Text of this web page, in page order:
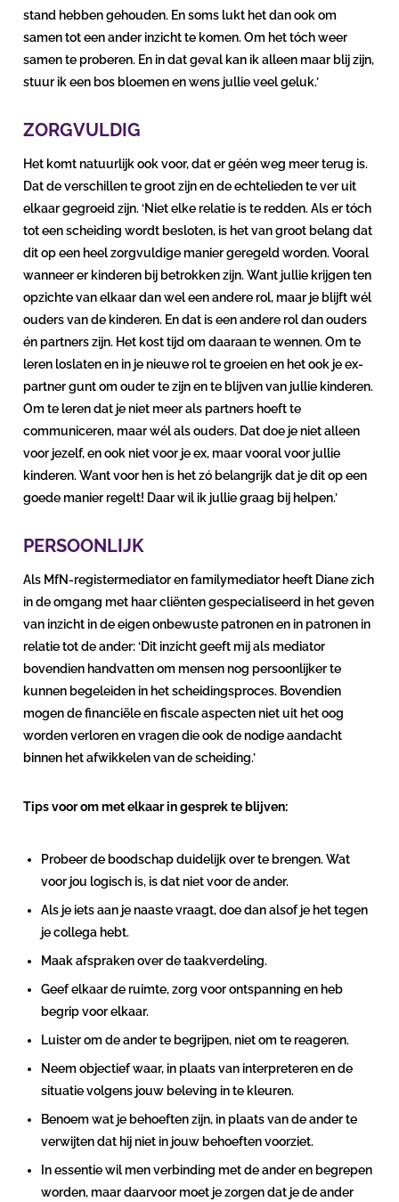
stand hebben gehouden. En soms lukt het dan ook om
samen tot een ander inzicht te komen. Om het tóch weer
samen te proberen. En in dat geval kan ik alleen maar blij zijn,
stuur ik een bos bloemen en wens jullie veel geluk.’
ZORGVULDIG
Het komt natuurlijk ook voor, dat er géén weg meer terug is.
Dat de verschillen te groot zijn en de echtelieden te ver uit
elkaar gegroeid zijn. ‘Niet elke relatie is te redden. Als er tóch
tot een scheiding wordt besloten, is het van groot belang dat
dit op een heel zorgvuldige manier geregeld worden. Vooral
wanneer er kinderen bij betrokken zijn. Want jullie krijgen ten
opzichte van elkaar dan wel een andere rol, maar je blijft wél
ouders van de kinderen. En dat is een andere rol dan ouders
én partners zijn. Het kost tijd om daaraan te wennen. Om te
leren loslaten en in je nieuwe rol te groeien en het ook je ex-
partner gunt om ouder te zijn en te blijven van jullie kinderen.
Om te leren dat je niet meer als partners hoeft te
communiceren, maar wél als ouders. Dat doe je niet alleen
voor jezelf, en ook niet voor je ex, maar vooral voor jullie
kinderen. Want voor hen is het zó belangrijk dat je dit op een
goede manier regelt! Daar wil ik jullie graag bij helpen.’
PERSOONLIJK
Als MfN-registermediator en familymediator heeft Diane zich
in de omgang met haar cliënten gespecialiseerd in het geven
van inzicht in de eigen onbewuste patronen en in patronen in
relatie tot de ander: ‘Dit inzicht geeft mij als mediator
bovendien handvatten om mensen nog persoonlijker te
kunnen begeleiden in het scheidingsproces. Bovendien
mogen de financiële en fiscale aspecten niet uit het oog
worden verloren en vragen die ook de nodige aandacht
binnen het afwikkelen van de scheiding.’
Tips voor om met elkaar in gesprek te blijven:
Probeer de boodschap duidelijk over te brengen. Wat
voor jou logisch is, is dat niet voor de ander.
Als je iets aan je naaste vraagt, doe dan alsof je het tegen
je collega hebt.
Maak afspraken over de taakverdeling.
Geef elkaar de ruimte, zorg voor ontspanning en heb
begrip voor elkaar.
Luister om de ander te begrijpen, niet om te reageren.
Neem objectief waar, in plaats van interpreteren en de
situatie volgens jouw beleving in te kleuren.
Benoem wat je behoeften zijn, in plaats van de ander te
verwijten dat hij niet in jouw behoeften voorziet.
In essentie wil men verbinding met de ander en begrepen
worden, maar daarvoor moet je zorgen dat je de ander